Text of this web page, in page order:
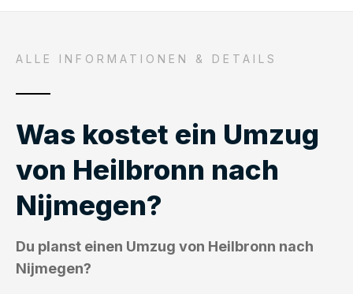
ALLE INFORMATIONEN & DETAILS
Was kostet ein Umzug
von Heilbronn nach
Nijmegen?
Du planst einen Umzug von Heilbronn nach
Nijmegen?